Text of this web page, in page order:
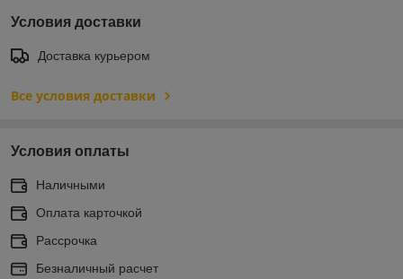
Условия доставки
Доставка курьером
Все условия доставки
Условия оплаты
Наличными
Оплата карточкой
Рассрочка
Безналичный расчет